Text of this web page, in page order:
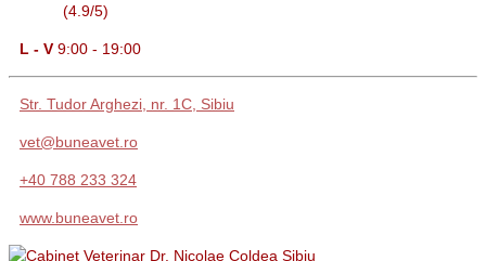
(4.9/5)
L - V 9:00 - 19:00
Str. Tudor Arghezi, nr. 1C, Sibiu
vet@buneavet.ro
+40 788 233 324
www.buneavet.ro